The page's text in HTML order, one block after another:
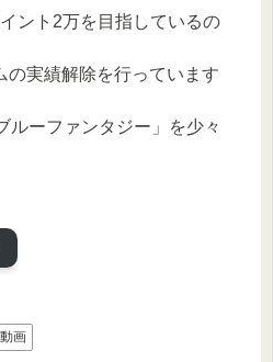
ント2万を目指しているの
の実績解除を行っています
ルーファンタジー」を少々
動画